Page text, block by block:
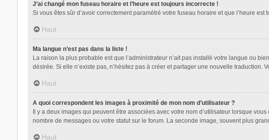
J’ai changé mon fuseau horaire et l’heure est toujours incorrecte !
Si vous êtes sûr d’avoir correctement paramétré votre fuseau horaire et que l’heure
Haut
Ma langue n’est pas dans la liste !
La raison la plus probable est que l’administrateur n’ait pas installé votre langue ou
désirée. Si elle n’existe pas, n’hésitez pas à créer et partager une nouvelle traduction.
Haut
A quoi correspondent les images à proximité de mon nom d’utilisateur ?
Il y a deux images qui peuvent être associées avec votre nom d’utilisateur lorsque
nombre de messages ou votre statut sur le forum. La seconde image, souvent plus
Haut